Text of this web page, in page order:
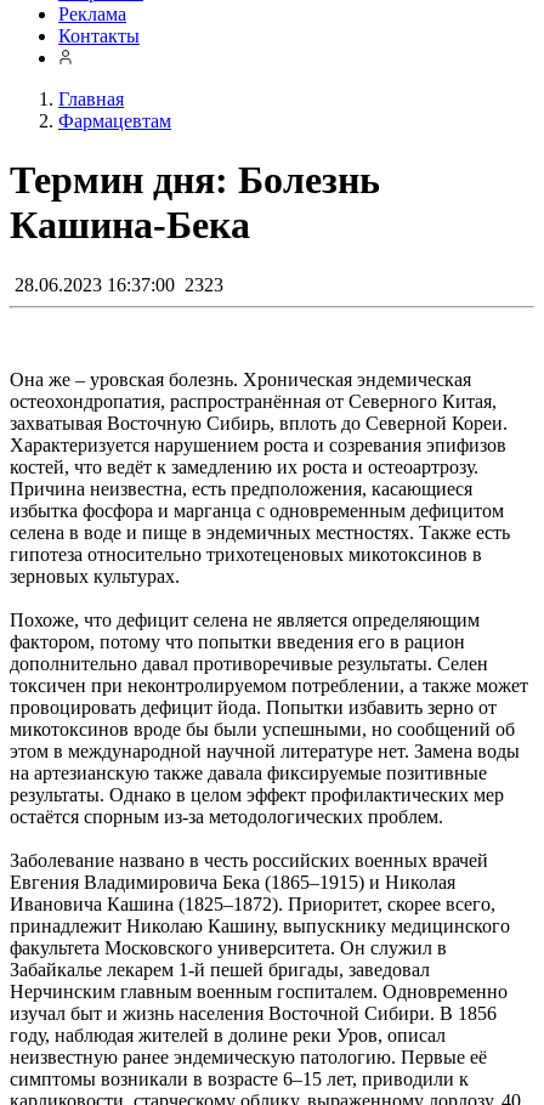
Реклама
Контакты
Главная
Фармацевтам
Термин дня: Болезнь
Кашина-Бека
28.06.2023 16:37:00 2323
Она же – уровская болезнь. Хроническая эндемическая
остеохондропатия, распространённая от Северного Китая,
захватывая Восточную Сибирь, вплоть до Северной Кореи.
Характеризуется нарушением роста и созревания эпифизов
костей, что ведёт к замедлению их роста и остеоартрозу.
Причина неизвестна, есть предположения, касающиеся
избытка фосфора и марганца с одновременным дефицитом
селена в воде и пище в эндемичных местностях. Также есть
гипотеза относительно трихотеценовых микотоксинов в
зерновых культурах.
Похоже, что дефицит селена не является определяющим
фактором, потому что попытки введения его в рацион
дополнительно давал противоречивые результаты. Селен
токсичен при неконтролируемом потреблении, а также может
провоцировать дефицит йода. Попытки избавить зерно от
микотоксинов вроде бы были успешными, но сообщений об
этом в международной научной литературе нет. Замена воды
на артезианскую также давала фиксируемые позитивные
результаты. Однако в целом эффект профилактических мер
остаётся спорным из-за методологических проблем.
Заболевание названо в честь российских военных врачей
Евгения Владимировича Бека (1865–1915) и Николая
Ивановича Кашина (1825–1872). Приоритет, скорее всего,
принадлежит Николаю Кашину, выпускнику медицинского
факультета Московского университета. Он служил в
Забайкалье лекарем 1-й пешей бригады, заведовал
Нерчинским главным военным госпиталем. Одновременно
изучал быт и жизнь населения Восточной Сибири. В 1856
году, наблюдая жителей в долине реки Уров, описал
неизвестную ранее эндемическую патологию. Первые её
симптомы возникали в возрасте 6–15 лет, приводили к
карликовости, старческому облику, выраженному лордозу. 40